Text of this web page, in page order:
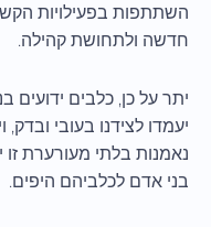
השתתפות בפעילויות
חדשה ולתחושת קהילה.
יתר על כן, כלבים
יעמדו לצידנו בעובי ובדק,
נאמנות בלתי מעורערת
בני אדם לכלביהם היפים.